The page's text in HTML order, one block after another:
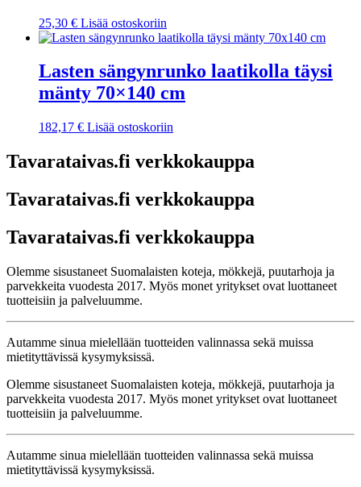
25,30 € Lisää ostoskoriin
Lasten sängynrunko laatikolla täysi
mänty 70×140 cm
182,17 € Lisää ostoskoriin
Tavarataivas.fi verkkokauppa
Tavarataivas.fi verkkokauppa
Tavarataivas.fi verkkokauppa
Olemme sisustaneet Suomalaisten koteja, mökkejä, puutarhoja ja
parvekkeita vuodesta 2017. Myös monet yritykset ovat luottaneet
tuotteisiin ja palveluumme.
Autamme sinua mielellään tuotteiden valinnassa sekä muissa
mietityttävissä kysymyksissä.
Olemme sisustaneet Suomalaisten koteja, mökkejä, puutarhoja ja
parvekkeita vuodesta 2017. Myös monet yritykset ovat luottaneet
tuotteisiin ja palveluumme.
Autamme sinua mielellään tuotteiden valinnassa sekä muissa
mietityttävissä kysymyksissä.